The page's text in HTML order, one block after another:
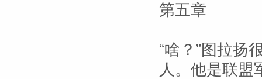
第五章
“啥？”图拉扬
人。他是联盟